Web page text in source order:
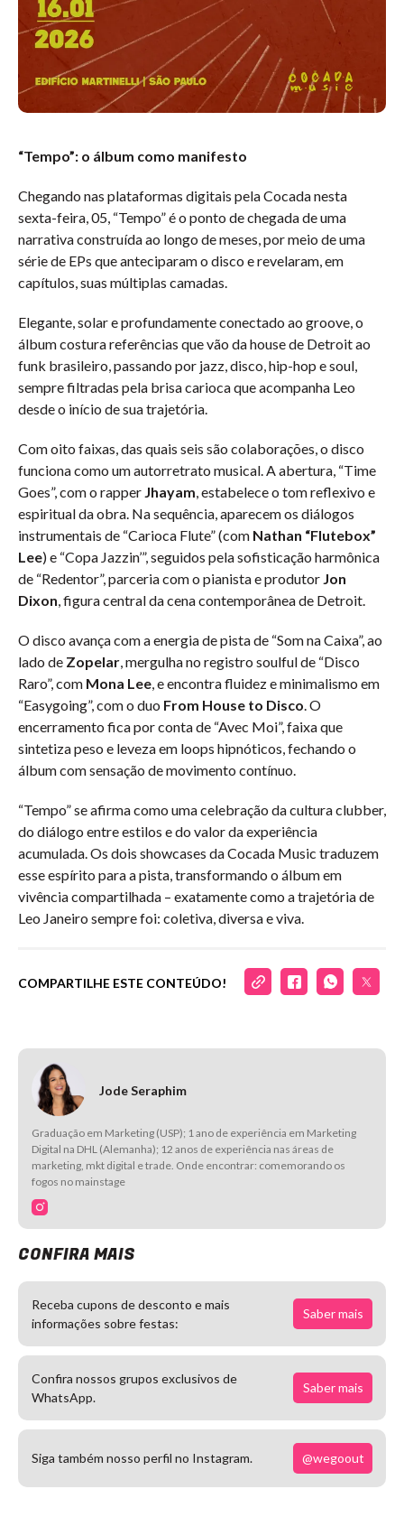
“Tempo”: o álbum como manifesto
Chegando nas plataformas digitais pela Cocada nesta
sexta-feira, 05, “Tempo” é o ponto de chegada de uma
narrativa construída ao longo de meses, por meio de uma
série de EPs que anteciparam o disco e revelaram, em
capítulos, suas múltiplas camadas.
Elegante, solar e profundamente conectado ao groove, o
álbum costura referências que vão da house de Detroit ao
funk brasileiro, passando por jazz, disco, hip-hop e soul,
sempre filtradas pela brisa carioca que acompanha Leo
desde o início de sua trajetória.
Com oito faixas, das quais seis são colaborações, o disco
funciona como um autorretrato musical. A abertura, “Time
Goes”, com o rapper Jhayam , estabelece o tom reflexivo e
espiritual da obra. Na sequência, aparecem os diálogos
instrumentais de “Carioca Flute” (com Nathan “Flutebox”
Lee) e “Copa Jazzin’”, seguidos pela sofisticação harmônica
de “Redentor”, parceria com o pianista e produtor Jon
Dixon , figura central da cena contemporânea de Detroit.
O disco avança com a energia de pista de “Som na Caixa”, ao
lado de Zopelar , mergulha no registro soulful de “Disco
Raro”, com Mona Lee , e encontra fluidez e minimalismo em
“Easygoing”, com o duo From House to Disco . O
encerramento fica por conta de “Avec Moi”, faixa que
sintetiza peso e leveza em loops hipnóticos, fechando o
álbum com sensação de movimento contínuo.
“Tempo” se afirma como uma celebração da cultura clubber,
do diálogo entre estilos e do valor da experiência
acumulada. Os dois showcases da Cocada Music traduzem
esse espírito para a pista, transformando o álbum em
vivência compartilhada – exatamente como a trajetória de
Leo Janeiro sempre foi: coletiva, diversa e viva.
COMPARTILHE ESTE CONTEÚDO!
Jode Seraphim
Graduação em Marketing (USP); 1 ano de experiência em Marketing
Digital na DHL (Alemanha); 12 anos de experiência nas áreas de
marketing, mkt digital e trade. Onde encontrar: comemorando os
fogos no mainstage
CONFIRA MAIS
Receba cupons de desconto e mais
informações sobre festas:
Saber mais
Confira nossos grupos exclusivos de
WhatsApp.
Saber mais
Siga também nosso perfil no Instagram. @wegoout